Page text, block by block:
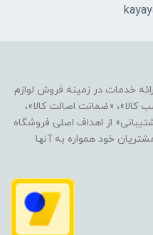
خدمات در زمینه فروش لوازم
«ضمانت اصالت کالا»،
از اهداف اصلی فروشگاه
خود همواره به آنها